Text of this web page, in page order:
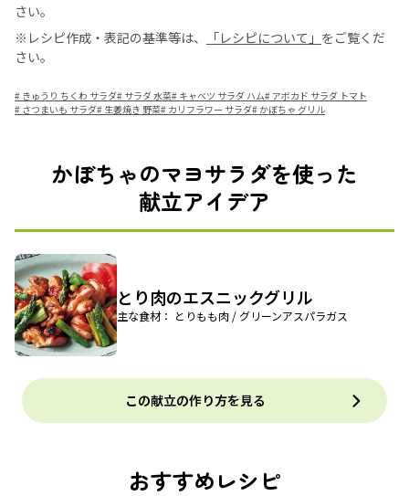
さい。
※レシピ作成・表記の基準等は、
「レシピについて」 をご覧くだ
さい。
# きゅうり ちくわ サラダ# サラダ 水菜# キャベツ サラダ ハム# アボカド サラダ トマト
# さつまいも サラダ# 生姜焼き 野菜# カリフラワー サラダ# かぼちゃ グリル
かぼちゃのマヨサラダを使った
献立アイデア
とり肉のエスニックグリル
主な食材： とりもも肉 / グリーンアスパラガス
この献立の作り方を見る
おすすめレシピ